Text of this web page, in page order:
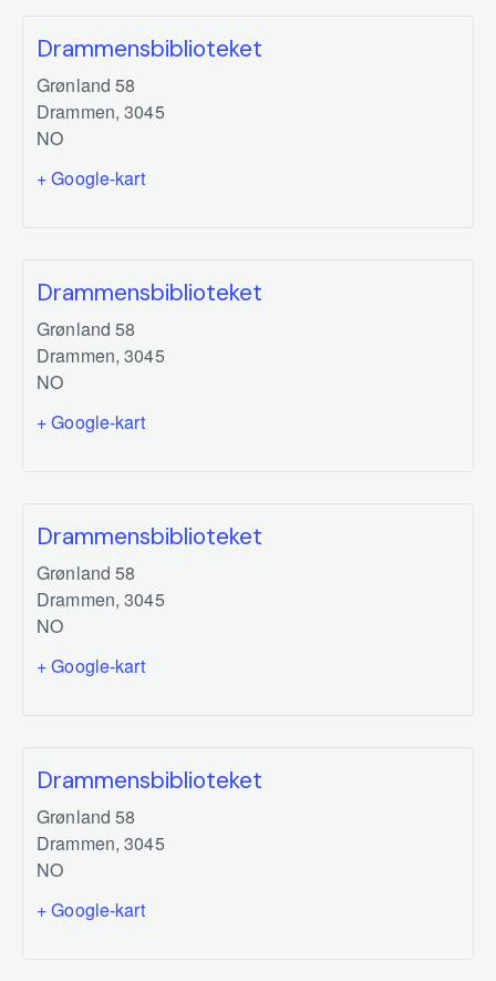
Drammensbiblioteket
Grønland 58
Drammen, 3045
NO
+ Google-kart
Drammensbiblioteket
Grønland 58
Drammen, 3045
NO
+ Google-kart
Drammensbiblioteket
Grønland 58
Drammen, 3045
NO
+ Google-kart
Drammensbiblioteket
Grønland 58
Drammen, 3045
NO
+ Google-kart